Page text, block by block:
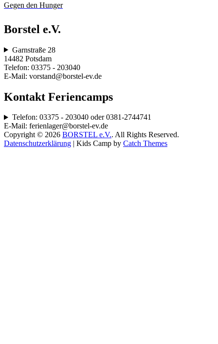
Gegen den Hunger
Borstel e.V.
Garnstraße 28
14482 Potsdam
Telefon: 03375 - 203040
E-Mail: vorstand@borstel-ev.de
Kontakt Feriencamps
Telefon: 03375 - 203040 oder 0381-2744741
E-Mail: ferienlager@borstel-ev.de
Copyright © 2026 BORSTEL e.V.. All Rights Reserved.
Datenschutzerklärung
Kids Camp by Catch Themes